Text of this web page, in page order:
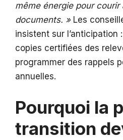
même énergie pour courir
documents. »Les
insistent sur l’anticipation
copies certifiées des
programmer des rappels
annuelles.
Pourquoi la
transition